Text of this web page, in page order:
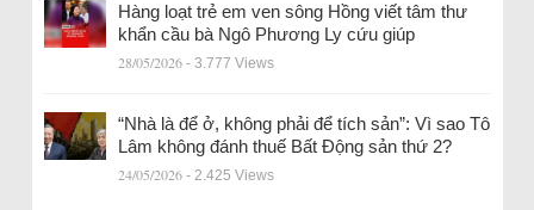
Hàng loạt trẻ em ven sông Hồng viết tâm thư
khẩn cầu bà Ngô Phương Ly cứu giúp
28/05/2026 - 3.777 Views
“Nhà là để ở, không phải để tích sản”: Vì sao Tô
Lâm không đánh thuế Bất Động sản thứ 2?
24/05/2026 - 2.425 Views